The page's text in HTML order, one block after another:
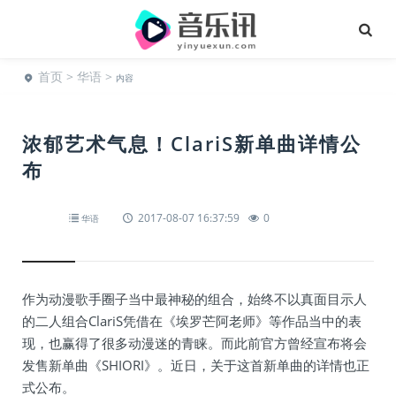
首页 > 华语 > 内容
浓郁艺术气息！ClariS新单曲详情公
布
华语 2017-08-07 16:37:59 0
作为动漫歌手圈子当中最神秘的组合，始终不以真面目示人
的二人组合ClariS凭借在《埃罗芒阿老师》等作品当中的表
现，也赢得了很多动漫迷的青睐。而此前官方曾经宣布将会
发售新单曲《SHIORI》。近日，关于这首新单曲的详情也正
式公布。